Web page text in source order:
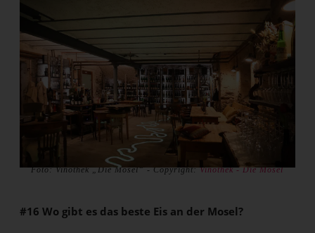
Foto: Vinothek „Die Mosel“ - Copyright:Vinothek - Die Mosel
#16 Wo gibt es das beste Eis an der Mosel?